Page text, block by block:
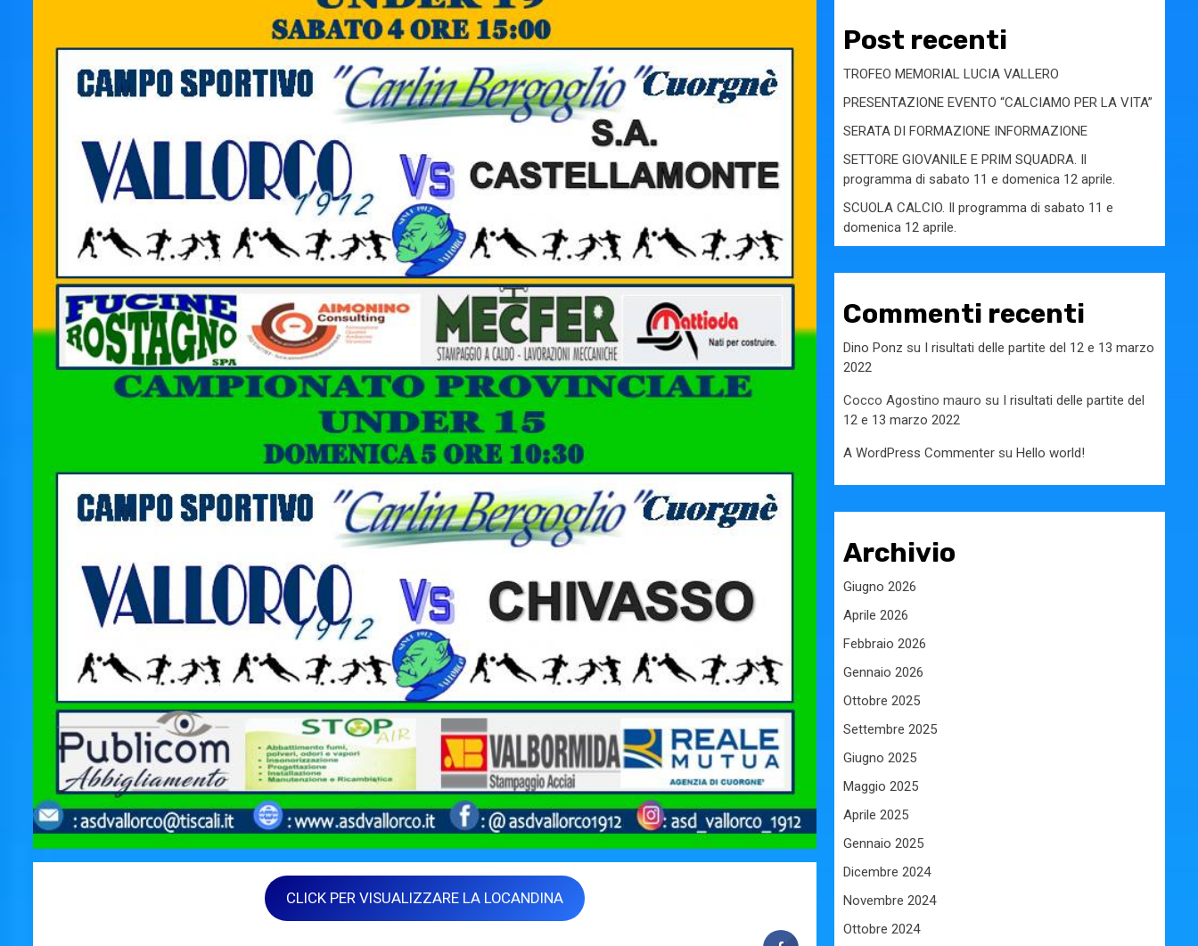
CLICK PER VISUALIZZARE LA LOCANDINA
Post recenti
TROFEO MEMORIAL LUCIA VALLERO
PRESENTAZIONE EVENTO “CALCIAMO PER LA VITA”
SERATA DI FORMAZIONE INFORMAZIONE
SETTORE GIOVANILE E PRIM SQUADRA. Il
programma di sabato 11 e domenica 12 aprile.
SCUOLA CALCIO. Il programma di sabato 11 e
domenica 12 aprile.
Commenti recenti
Dino Ponz su I risultati delle partite del 12 e 13 marzo
2022
Cocco Agostino mauro su I risultati delle partite del
12 e 13 marzo 2022
A WordPress Commenter su Hello world!
Archivio
Giugno 2026
Aprile 2026
Febbraio 2026
Gennaio 2026
Ottobre 2025
Settembre 2025
Giugno 2025
Maggio 2025
Aprile 2025
Gennaio 2025
Dicembre 2024
Novembre 2024
Ottobre 2024